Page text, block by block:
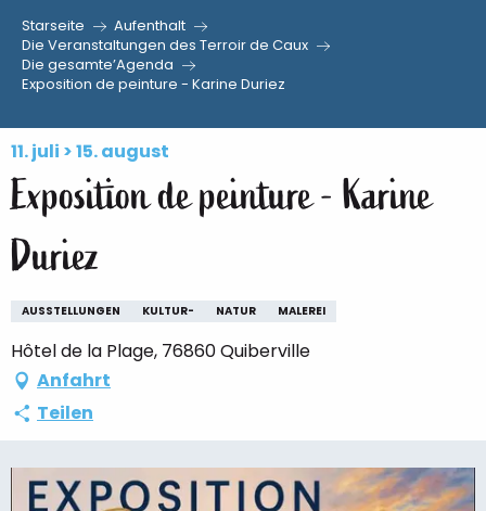
Aller
contenu
principal
Starseite
Aufenthalt
Die Veranstaltungen des Terroir de Caux
Die gesamte’Agenda
Exposition de peinture - Karine Duriez
11. juli > 15. august
Exposition de peinture - Karine
Duriez
AUSSTELLUNGEN KULTUR- NATUR MALEREI
Hôtel de la Plage, 76860 Quiberville
Anfahrt
Teilen